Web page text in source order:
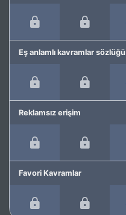
Eş anlamlı kavramlar sözlüğü
Reklamsız erişim
Favori Kavramlar